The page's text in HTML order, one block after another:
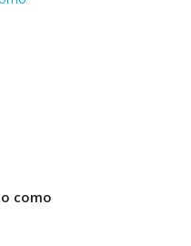
como